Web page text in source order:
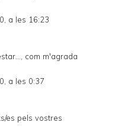
a les 16:23
com m'agrada
a les 0:37
es pels vostres